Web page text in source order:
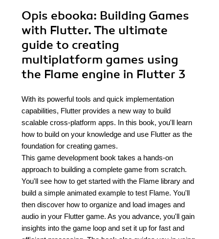
Opis ebooka: Building Games
with Flutter. The ultimate
guide to creating
multiplatform games using
the Flame engine in Flutter 3
With its powerful tools and quick implementation
capabilities, Flutter provides a new way to build
scalable cross-platform apps. In this book, you'll learn
how to build on your knowledge and use Flutter as the
foundation for creating games.
This game development book takes a hands-on
approach to building a complete game from scratch.
You'll see how to get started with the Flame library and
build a simple animated example to test Flame. You'll
then discover how to organize and load images and
audio in your Flutter game. As you advance, you'll gain
insights into the game loop and set it up for fast and